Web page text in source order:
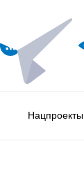
Нацпроекты